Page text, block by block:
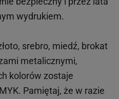
wydrukiem.
srebro, miedź, brokat
metalicznymi,
kolorów zostaje
Pamiętaj, że w razie